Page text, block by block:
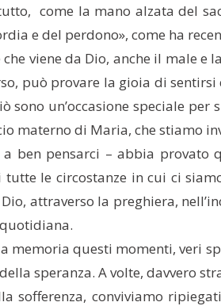
come la mano alzata del
e del perdono», come ha
viene da Dio, anche il male
può provare la gioia di
sono un’occasione speciale
materno di Maria, che stiamo
ben pensarci – abbia
le circostanze in cui ci
attraverso la preghiera,
memoria questi momenti, veri
speranza. A volte, davvero
sofferenza, conviviamo